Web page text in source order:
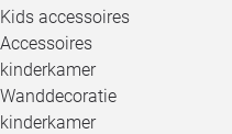
Kids accessoires
Accessoires
kinderkamer
Wanddecoratie
kinderkamer